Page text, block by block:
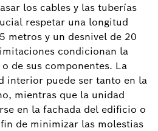
los cables y las tuberías
respetar una longitud
metros y un desnivel de 20
condicionan la
de sus componentes. La
interior puede ser tanto en la
mientras que la unidad
en la fachada del edificio o
de minimizar las molestias